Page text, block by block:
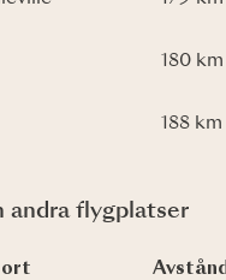
180 km
188 km
andra flygplatser
ort Avstånd